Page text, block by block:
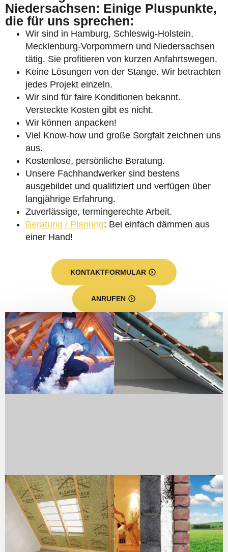
Niedersachsen: Einige Pluspunkte,
die für uns sprechen:
Wir sind in Hamburg, Schleswig-Holstein,
Mecklenburg-Vorpommern und Niedersachsen
tätig. Sie profitieren von kurzen Anfahrtswegen.
Keine Lösungen von der Stange. Wir betrachten
jedes Projekt einzeln.
Wir sind für faire Konditionen bekannt.
Versteckte Kosten gibt es nicht.
Wir können anpacken!
Viel Know-how und große Sorgfalt zeichnen uns
aus.
Kostenlose, persönliche Beratung.
Unsere Fachhandwerker sind bestens
ausgebildet und qualifiziert und verfügen über
langjährige Erfahrung.
Zuverlässige, termingerechte Arbeit.
Beratung / Planung: Bei einfach dämmen aus
einer Hand!
KONTAKTFORMULAR
ANRUFEN